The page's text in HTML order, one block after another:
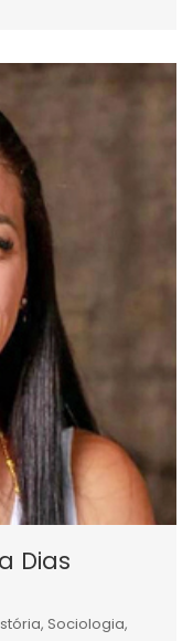
Dias
Sociologia,